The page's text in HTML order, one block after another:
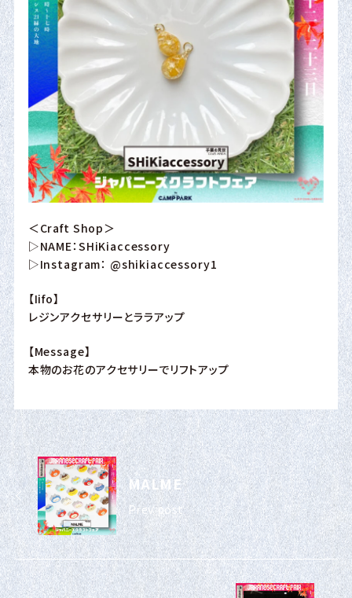
＜Craft Shop＞
▷NAME：SHiKiaccessory
▷Instagram： @shikiaccessory1
【Iifo】
レジンアクセサリーとララアップ
【Message】
本物のお花のアクセサリーでリフトアップ
MALME
Prev post